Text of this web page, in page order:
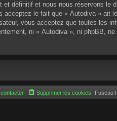
définitif et nous nous réservons le
acceptez le fait que « Autodiva » ait
vous acceptez que toutes les
ni « Autodiva », ni phpBB, ne
Fuseau
Supprimer les cookies